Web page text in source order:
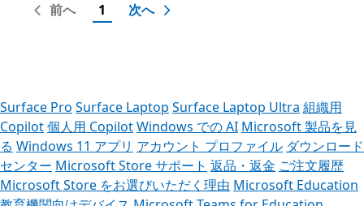
前へ 1 次へ
Surface Pro Surface Laptop Surface Laptop Ultra 組織用
Copilot個人用 CopilotWindows での AI Microsoft 製品を見
る Windows 11 アプリ アカウント プロファイル ダウンロード
センター Microsoft Store サポート 返品・返金 ご注文履歴
Microsoft Store をお選びいただく理由 Microsoft Education